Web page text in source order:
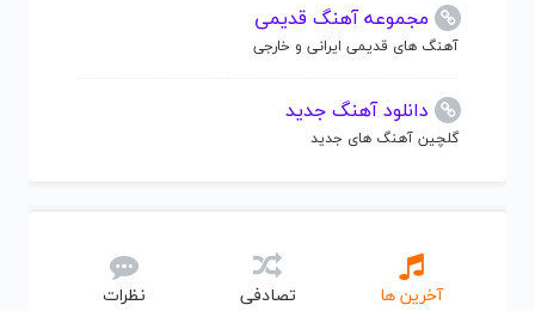
مجموعه آهنگ قدیمی
آهنگ های قدیمی ایرانی و خارجی
دانلود آهنگ جدید
گلچین آهنگ های جدید
آخرین ها تصادفی نظرات